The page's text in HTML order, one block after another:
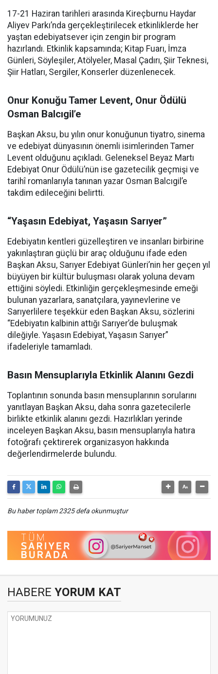
17-21 Haziran tarihleri arasında Kireçburnu Haydar
Aliyev Parkı’nda gerçekleştirilecek etkinliklerde her
yaştan edebiyatsever için zengin bir program
hazırlandı. Etkinlik kapsamında; Kitap Fuarı, İmza
Günleri, Söyleşiler, Atölyeler, Masal Çadırı, Şiir Teknesi,
Şiir Hatları, Sergiler, Konserler düzenlenecek.
Onur Konuğu Tamer Levent, Onur Ödülü
Osman Balcıgil’e
Başkan Aksu, bu yılın onur konuğunun tiyatro, sinema
ve edebiyat dünyasının önemli isimlerinden Tamer
Levent olduğunu açıkladı. Geleneksel Beyaz Martı
Edebiyat Onur Ödülü’nün ise gazetecilik geçmişi ve
tarihî romanlarıyla tanınan yazar Osman Balcıgil’e
takdim edileceğini belirtti.
“Yaşasın Edebiyat, Yaşasın Sarıyer”
Edebiyatın kentleri güzelleştiren ve insanları birbirine
yakınlaştıran güçlü bir araç olduğunu ifade eden
Başkan Aksu, Sarıyer Edebiyat Günleri’nin her geçen yıl
büyüyen bir kültür buluşması olarak yoluna devam
ettiğini söyledi. Etkinliğin gerçekleşmesinde emeği
bulunan yazarlara, sanatçılara, yayınevlerine ve
Sarıyerlilere teşekkür eden Başkan Aksu, sözlerini
“Edebiyatın kalbinin attığı Sarıyer’de buluşmak
dileğiyle. Yaşasın Edebiyat, Yaşasın Sarıyer”
ifadeleriyle tamamladı.
Basın Mensuplarıyla Etkinlik Alanını Gezdi
Toplantının sonunda basın mensuplarının sorularını
yanıtlayan Başkan Aksu, daha sonra gazetecilerle
birlikte etkinlik alanını gezdi. Hazırlıkları yerinde
inceleyen Başkan Aksu, basın mensuplarıyla hatıra
fotoğrafı çektirerek organizasyon hakkında
değerlendirmelerde bulundu.
Bu haber toplam 2325 defa okunmuştur
HABERE YORUM KAT